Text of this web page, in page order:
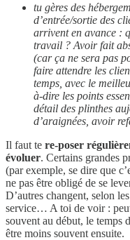
tu gères des
d’entrée/sortie des
arrivent en avance :
travail ? Avoir fait
(car ça ne sera pas
faire attendre les
temps, avec le
à-dire les points
détail des plinthes
d’araignées, avoir
Il faut te re-poser
évoluer. Certains grandes
(par exemple, se dire que
ne pas être obligé de se
D’autres changent, selon
service… A toi de voir :
souvent au début, le temps
être moins souvent ensuite.